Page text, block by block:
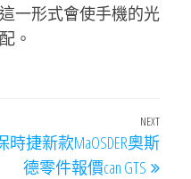
一形式會使手機的光
。
Next
Post
NEXT
時捷新款MaOSDER奧斯
德零件報價can GTS